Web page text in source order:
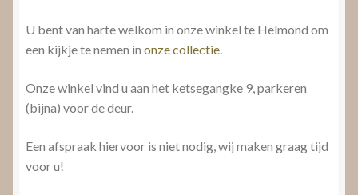
U bent van harte welkom in onze winkel te Helmond om
een kijkje te nemen in onze collectie.
Onze winkel vind u aan het ketsegangke 9, parkeren
(bijna) voor de deur.
Een afspraak hiervoor is niet nodig, wij maken graag tijd
voor u!